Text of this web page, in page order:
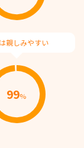
親しみやすい
99%